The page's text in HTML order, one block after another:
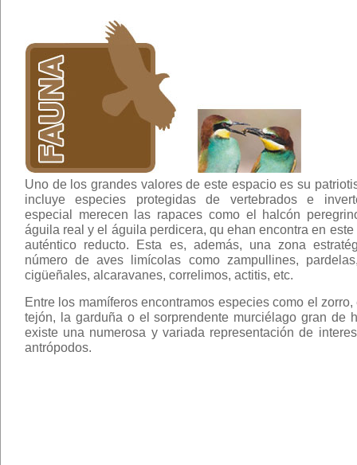
Uno de los grandes valores de este espacio es su
incluye especies protegidas de vertebrados e
especial merecen las rapaces como el halcón
águila real y el águila perdicera, qu ehan encontra en
auténtico reducto. Esta es, además, una zona
número de aves limícolas como zampullines,
cigüeñales, alcaravanes, correlimos, actitis, etc.
Entre los mamíferos encontramos especies como el
tejón, la garduña o el sorprendente murciélago gran de
existe una numerosa y variada representación de
antrópodos.